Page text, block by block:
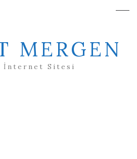
MERGEN
İnternet Sitesi